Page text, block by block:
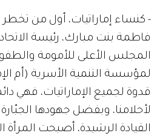
- كنساء إماراتيات، أول من تخطر
فاطمة بنت مبارك، رئيسة
المجلس الأعلى للأمومة
لمؤسسة التنمية الأسرية (أم
قدوة لجميع الإماراتيات، فهي
لأحلامنا، وبفضل جهودها
القيادة الرشيدة، أصبحت المرأة